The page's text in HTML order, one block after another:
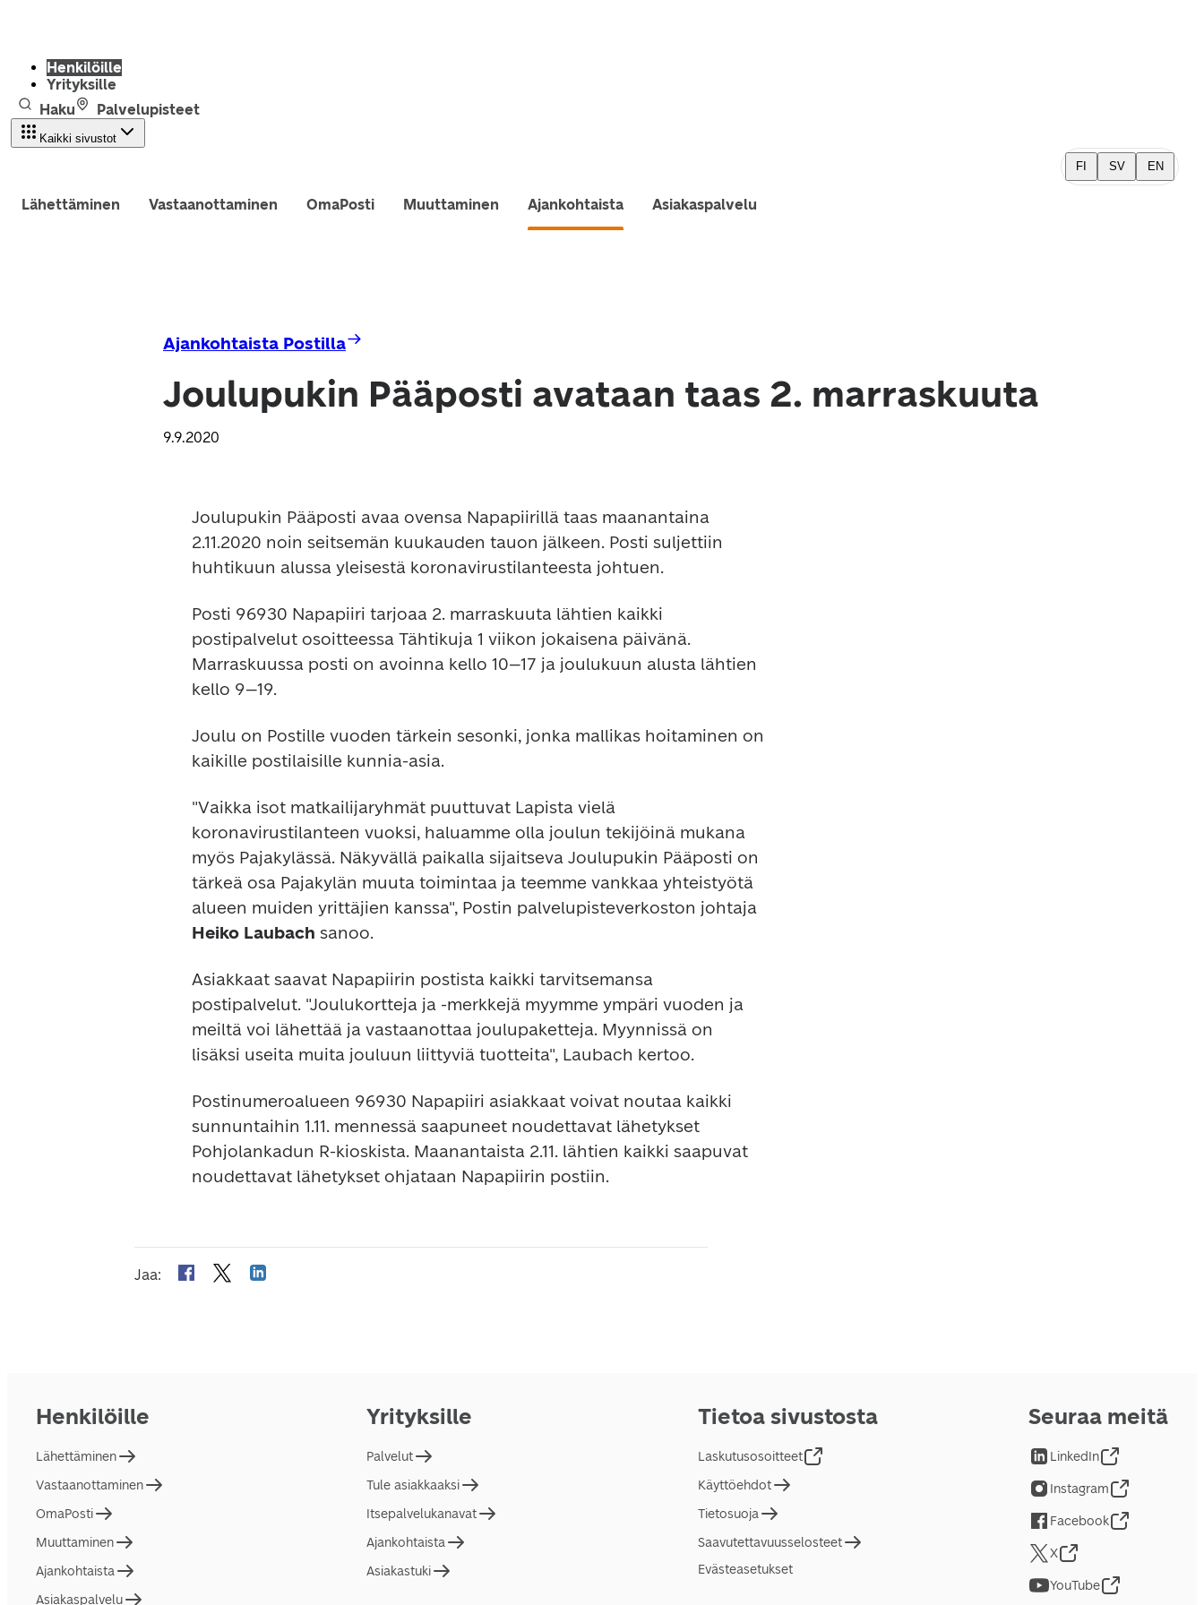
Henkilöille
Yrityksille
Haku
Palvelupisteet
Kaikki sivustot
FI SV EN
Lähettäminen Vastaanottaminen OmaPosti Muuttaminen Ajankohtaista Asiakaspalvelu
Ajankohtaista Postilla
Joulupukin Pääposti avataan taas 2. marraskuuta
9.9.2020
Joulupukin Pääposti avaa ovensa Napapiirillä taas maanantaina
2.11.2020 noin seitsemän kuukauden tauon jälkeen. Posti suljettiin
huhtikuun alussa yleisestä koronavirustilanteesta johtuen.
Posti 96930 Napapiiri tarjoaa 2. marraskuuta lähtien kaikki
postipalvelut osoitteessa Tähtikuja 1 viikon jokaisena päivänä.
Marraskuussa posti on avoinna kello 10–17 ja joulukuun alusta lähtien
kello 9–19.
Joulu on Postille vuoden tärkein sesonki, jonka mallikas hoitaminen on
kaikille postilaisille kunnia-asia.
"Vaikka isot matkailijaryhmät puuttuvat Lapista vielä
koronavirustilanteen vuoksi, haluamme olla joulun tekijöinä mukana
myös Pajakylässä. Näkyvällä paikalla sijaitseva Joulupukin Pääposti on
tärkeä osa Pajakylän muuta toimintaa ja teemme vankkaa yhteistyötä
Heiko Laubach sanoo.
Asiakkaat saavat Napapiirin postista kaikki tarvitsemansa
postipalvelut. "Joulukortteja ja -merkkejä myymme ympäri vuoden ja
meiltä voi lähettää ja vastaanottaa joulupaketteja. Myynnissä on
lisäksi useita muita jouluun liittyviä tuotteita", Laubach kertoo.
Postinumeroalueen 96930 Napapiiri asiakkaat voivat noutaa kaikki
sunnuntaihin 1.11. mennessä saapuneet noudettavat lähetykset
Pohjolankadun R-kioskista. Maanantaista 2.11. lähtien kaikki saapuvat
noudettavat lähetykset ohjataan Napapiirin postiin.
Jaa:
Henkilöille
Lähettäminen
Vastaanottaminen
OmaPosti
Muuttaminen
Ajankohtaista
Asiakaspalvelu
Yrityksille
Palvelut
Tule asiakkaaksi
Itsepalvelukanavat
Ajankohtaista
Asiakastuki
Tietoa sivustosta
Laskutusosoitteet
Käyttöehdot
Tietosuoja
Saavutettavuusselosteet
Evästeasetukset
Seuraa meitä
LinkedIn
Instagram
Facebook
X
YouTube